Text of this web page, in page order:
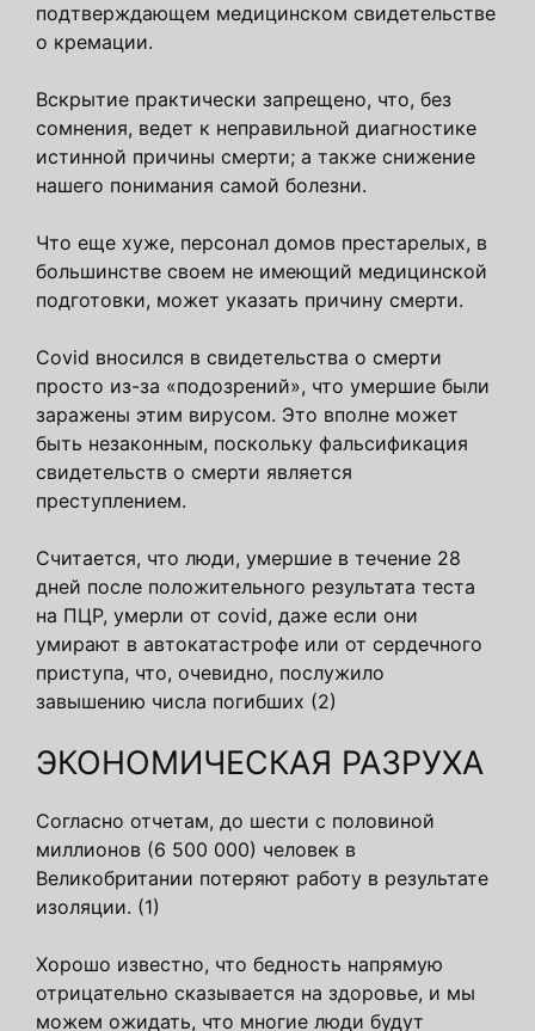
подтверждающем медицинском свидетельстве
о кремации.
Вскрытие практически запрещено, что, без
сомнения, ведет к неправильной диагностике
истинной причины смерти; а также снижение
нашего понимания самой болезни.
Что еще хуже, персонал домов престарелых, в
большинстве своем не имеющий медицинской
подготовки, может указать причину смерти.
Covid вносился в свидетельства о смерти
просто из-за «подозрений», что умершие были
заражены этим вирусом. Это вполне может
быть незаконным, поскольку фальсификация
свидетельств о смерти является
преступлением.
Считается, что люди, умершие в течение 28
дней после положительного результата теста
на ПЦР, умерли от covid, даже если они
умирают в автокатастрофе или от сердечного
приступа, что, очевидно, послужило
завышению числа погибших (2)
ЭКОНОМИЧЕСКАЯ РАЗРУХА
Согласно отчетам, до шести с половиной
миллионов (6 500 000) человек в
Великобритании потеряют работу в результате
изоляции. (1)
Хорошо известно, что бедность напрямую
отрицательно сказывается на здоровье, и мы
можем ожидать, что многие люди будут